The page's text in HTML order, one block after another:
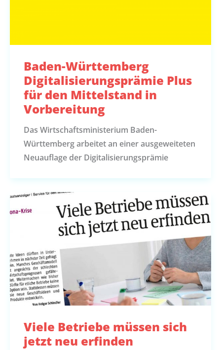
Baden-Württemberg
Digitalisierungsprämie Plus
für den Mittelstand in
Vorbereitung
Das Wirtschaftsministerium Baden-
Württemberg arbeitet an einer ausgeweiteten
Neuauflage der Digitalisierungsprämie
Viele Betriebe müssen sich
jetzt neu erfinden